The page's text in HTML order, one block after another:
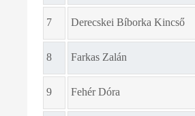
7 Derecskei Bíborka Kincső
8 Farkas Zalán
9 Fehér Dóra